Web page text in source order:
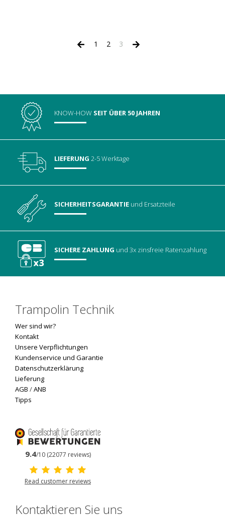
1 2 3
KNOW-HOW SEIT ÜBER 50 JAHREN
LIEFERUNG 2-5 Werktage
SICHERHEITSGARANTIE und Ersatzteile
SICHERE ZAHLUNG und 3x zinsfreie Ratenzahlung
Trampolin Technik
Wer sind wir?
Kontakt
Unsere Verpflichtungen
Kundenservice und Garantie
Datenschutzerklärung
Lieferung
AGB /ANB
Tipps
9.4/10 (22077 reviews)
Read customer reviews
Kontaktieren Sie uns